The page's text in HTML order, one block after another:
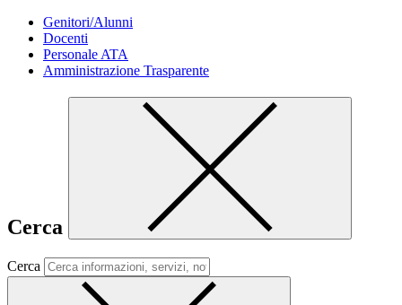
Genitori/Alunni
Docenti
Personale ATA
Amministrazione Trasparente
Cerca
Cerca